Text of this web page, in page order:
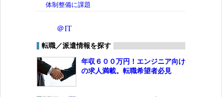
体制整備に課題
＠IT
転職／派遣情報を探す
年収６００万円！エンジニア向け
の求人満載。転職希望者必見